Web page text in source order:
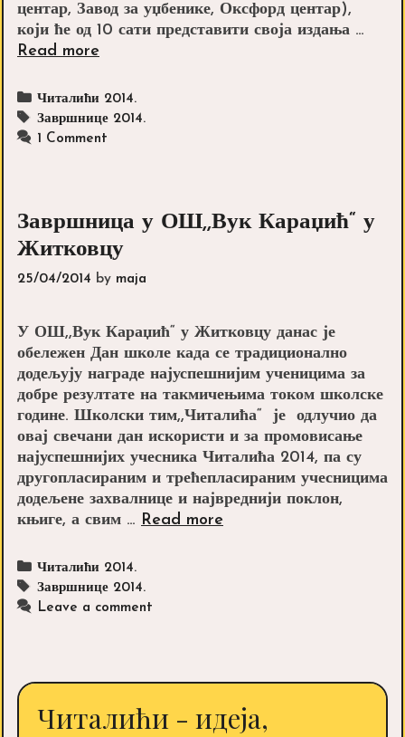
центар, Завод за уџбенике, Оксфорд центар),
који ће од 10 сати представити своја издања …
Read moreЗавршница
2014.
Categories
Читалићи 2014.
Tags
Завршнице 2014.
1 Comment
Завршница у ОШ,,Вук Караџић“ у
Житковцу
25/04/2014 by maja
У ОШ,,Вук Караџић“ у Житковцу данас је
обележен Дан школе када се традиционално
додељују награде најуспешнијим ученицима за
добре резултате на такмичењима током школске
године. Школски тим,,Читалића“ је одлучио да
овај свечани дан искористи и за промовисање
најуспешнијих учесника Читалића 2014, па су
другопласираним и трећепласираним учесницима
додељене захвалнице и највреднији поклон,
књиге, а свим … Read moreЗавршница
Categories
Читалићи 2014.
Tags
Завршнице 2014.
Leave a comment
Читалићи - идеја,